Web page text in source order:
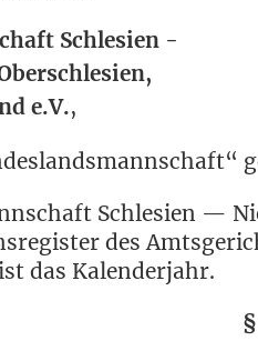
Schlesien -
e.V.,
Schle­si­en —
des
das Kalenderjahr.